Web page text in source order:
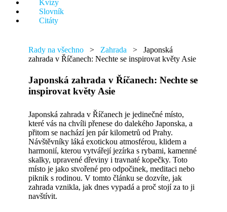
Kvízy
Slovník
Citáty
Rady na všechno > Zahrada > Japonská
zahrada v Říčanech: Nechte se inspirovat květy Asie
Japonská zahrada v Říčanech: Nechte se
inspirovat květy Asie
Japonská zahrada v Říčanech je jedinečné místo,
které vás na chvíli přenese do dalekého Japonska, a
přitom se nachází jen pár kilometrů od Prahy.
Návštěvníky láká exotickou atmosférou, klidem a
harmonií, kterou vytvářejí jezírka s rybami, kamenné
skalky, upravené dřeviny i travnaté kopečky. Toto
místo je jako stvořené pro odpočinek, meditaci nebo
piknik s rodinou. V tomto článku se dozvíte, jak
zahrada vznikla, jak dnes vypadá a proč stojí za to ji
navštívit.